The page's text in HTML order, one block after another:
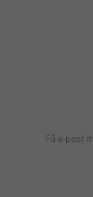
Få e-post